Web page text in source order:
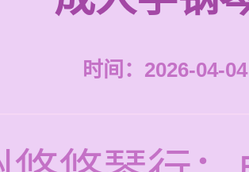
时间：2026-04-